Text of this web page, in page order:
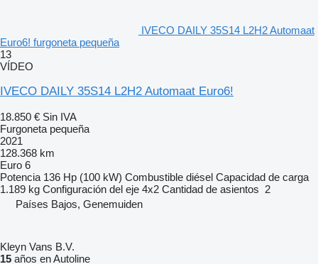
IVECO DAILY 35S14 L2H2 Automaat
Euro6! furgoneta pequeña
13
VÍDEO
IVECO DAILY 35S14 L2H2 Automaat Euro6!
18.850 € Sin IVA
Furgoneta pequeña
2021
128.368 km
Euro 6
Potencia 136 Hp (100 kW) Combustible diésel Capacidad de carga
1.189 kg Configuración del eje 4x2 Cantidad de asientos 2
Países Bajos, Genemuiden
Kleyn Vans B.V.
15 años en Autoline